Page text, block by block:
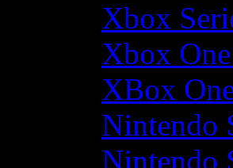
Xbox
Xbox
XBox
Nintendo
Nintendo